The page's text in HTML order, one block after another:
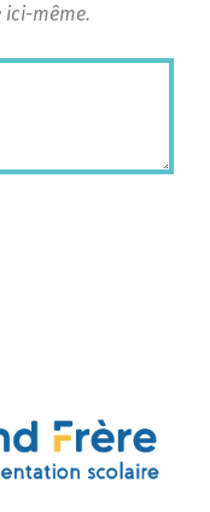
même.